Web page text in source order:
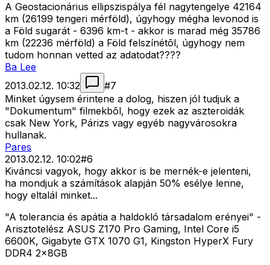
A Geostacionárius ellipszispálya fél nagytengelye 42164
km (26199 tengeri mérföld), úgyhogy mégha levonod is
a Föld sugarát - 6396 km-t - akkor is marad még 35786
km (22236 mérföld) a Föld felszínétõl, úgyhogy nem
tudom honnan vetted az adatodat????
Ba Lee
2013.02.12. 10:32
#7
Minket úgysem érintene a dolog, hiszen jól tudjuk a
"Dokumentum" filmekbõl, hogy ezek az aszteroidák
csak New York, Párizs vagy egyéb nagyvárosokra
hullanak.
Pares
2013.02.12. 10:02#6
Kiváncsi vagyok, hogy akkor is be mernék-e jelenteni,
ha mondjuk a számítások alapján 50% esélye lenne,
hogy eltalál minket...
"A tolerancia és apátia a haldokló társadalom erényei" -
Arisztotelész ASUS Z170 Pro Gaming, Intel Core i5
6600K, Gigabyte GTX 1070 G1, Kingston HyperX Fury
DDR4 2x8GB